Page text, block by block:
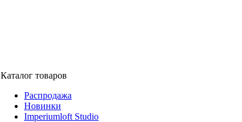
Каталог товаров
Распродажа
Новинки
Imperiumloft Studio